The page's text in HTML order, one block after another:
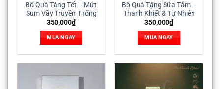
Bộ Quà Tặng Tết – Mứt
Sum Vầy Truyền Thống
350,000₫
MUA NGAY
Bộ Quà Tặng Sữa Tắm –
Thanh Khiết & Tự Nhiên
350,000₫
MUA NGAY